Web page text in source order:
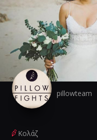
pillowteam
Κολάζ